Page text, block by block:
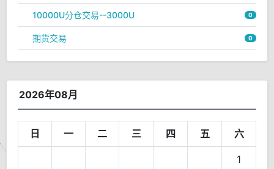
10000U分仓交易--3000U 0
期货交易 0
2026年08月
日 一 二 三 四 五 六
1